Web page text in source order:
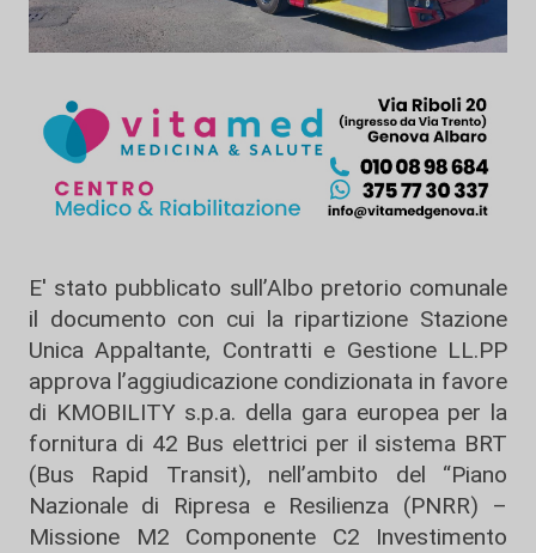
E' stato pubblicato sull’Albo pretorio comunale
il documento con cui la ripartizione Stazione
Unica Appaltante, Contratti e Gestione LL.PP
approva l’aggiudicazione condizionata in favore
di KMOBILITY s.p.a. della gara europea per la
fornitura di 42 Bus elettrici per il sistema BRT
(Bus Rapid Transit), nell’ambito del “Piano
Nazionale di Ripresa e Resilienza (PNRR) –
Missione M2 Componente C2 Investimento